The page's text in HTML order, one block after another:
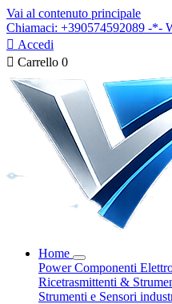
Vai al contenuto principale
Chiamaci: +390574592089 -*-
 Accedi
 Carrello 0
Home
PowerComponenti
Ricetrasmittenti &
Strumenti e Sensori